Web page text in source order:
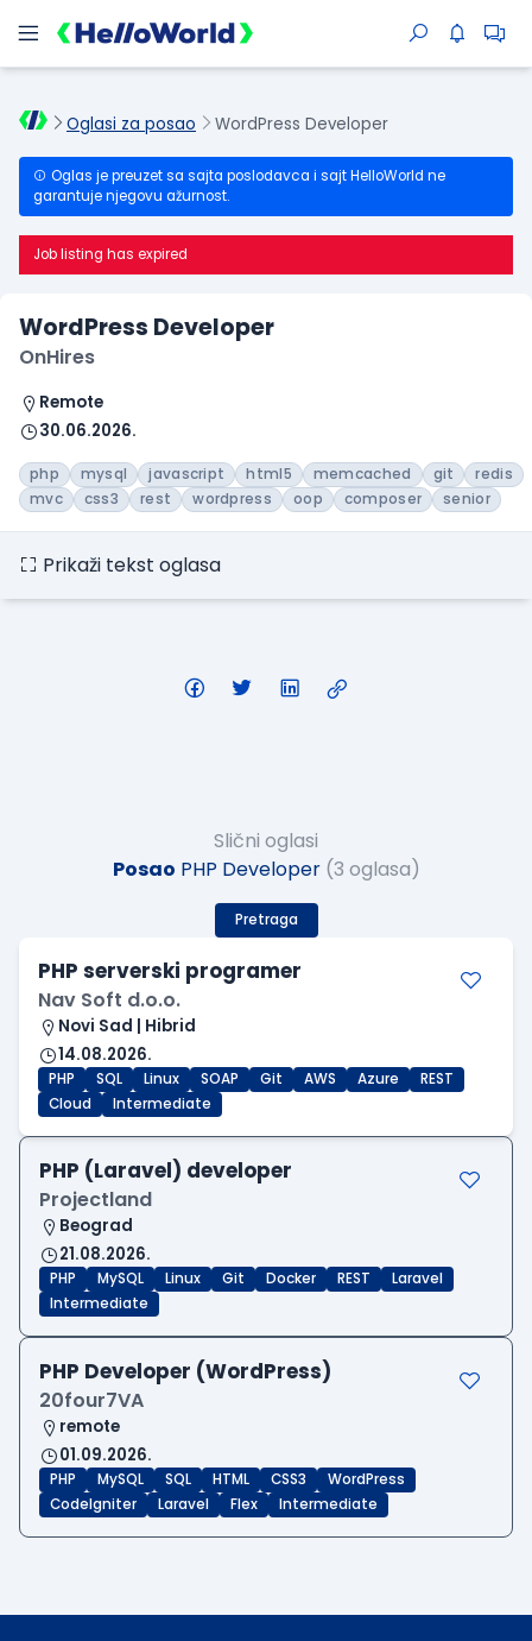
Oglasi za posao WordPress Developer
Oglas je preuzet sa sajta poslodavca i sajt HelloWorld ne
garantuje njegovu ažurnost.
Job listing has expired
WordPress Developer
OnHires
Remote
30.06.2026.
php mysql javascript html5 memcached git
redis
mvc
css3 rest wordpress oop composer senior
Prikaži tekst oglasa
Slični oglasi
Posao PHP Developer (3 oglasa)
Pretraga
PHP serverski programer
Nav Soft d.o.o.
Novi Sad | Hibrid
14.08.2026.
PHP SQL Linux SOAP Git AWS Azure
REST
Cloud
Intermediate
PHP (Laravel) developer
Projectland
Beograd
21.08.2026.
PHP MySQL Linux Git Docker REST
Laravel
Intermediate
PHP Developer (WordPress)
20four7VA
remote
01.09.2026.
PHP MySQL SQL HTML CSS3
WordPress
CodeIgniter
Laravel Flex Intermediate